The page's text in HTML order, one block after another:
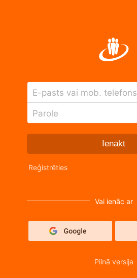
E-pasts vai mob. telefons
Parole
Ienākt
Reģistrēties
Vai ienāc ar
Pilnā versija